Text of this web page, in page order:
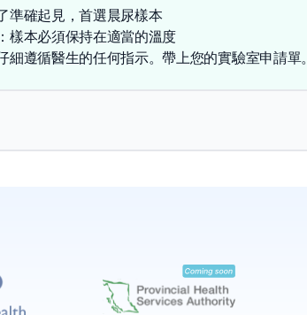
準確起見，首選晨尿樣本
樣本必須保持在適當的溫度
細遵循醫生的任何指示。帶上您的實驗室申請單。